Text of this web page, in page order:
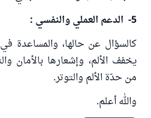
5- الدعم العملي والنفسي :
كالسؤال عن حالها، والمساعدة
يخفف الألم، وإشعارها بالأمان
من حدّة الألم والتوتر.
والله أعلم.